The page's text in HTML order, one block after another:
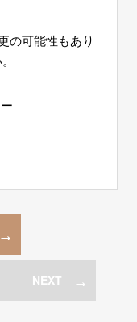
の可能性もあり
NEXT